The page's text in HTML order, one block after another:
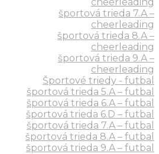
športová trieda 7.A –
cheerleading
športová trieda 8.A –
cheerleading
športová trieda 9.A –
cheerleading
Športové triedy - futbal
športová trieda 5.A – futbal
športová trieda 6.A – futbal
športová trieda 6.D – futbal
športová trieda 7.A – futbal
športová trieda 8.A – futbal
športová trieda 9.A – futbal